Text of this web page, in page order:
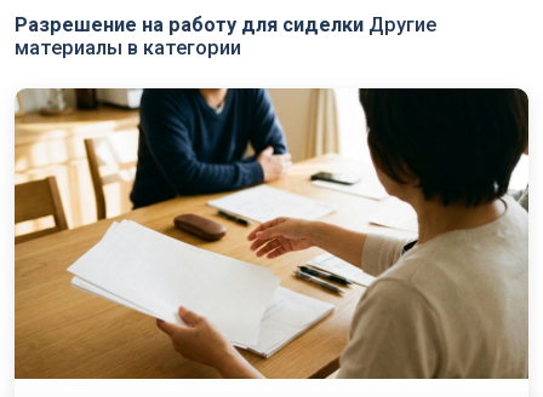
Разрешение на работу для сиделки Другие
материалы в категории